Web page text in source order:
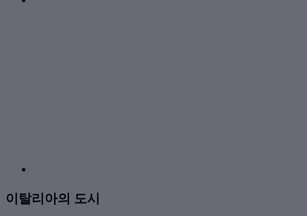
이탈리아의 도시